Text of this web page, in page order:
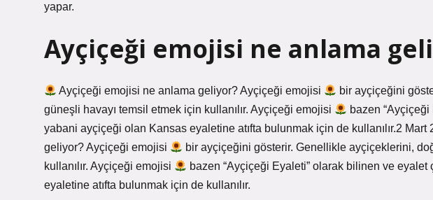
yapar.
Ayçiçeği emojisi ne anlama
Ayçiçeği emojisi ne anlama geliyor? Ayçiçeği emojisi
bir ayçiçeğini
güneşli havayı temsil etmek için kullanılır. Ayçiçeği emojisi
bazen
yabani ayçiçeği olan Kansas eyaletine atıfta bulunmak için de kullanılır.2 Mart
geliyor? Ayçiçeği emojisi
bir ayçiçeğini gösterir. Genellikle ayçiçeklerini,
kullanılır. Ayçiçeği emojisi
bazen “Ayçiçeği Eyaleti” olarak bilinen ve
eyaletine atıfta bulunmak için de kullanılır.